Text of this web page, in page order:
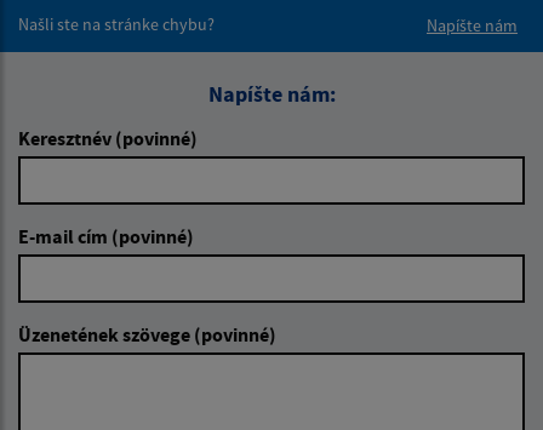
Našli ste na stránke chybu?
Napíšte nám
Napíšte nám:
Keresztnév (povinné)
E-mail cím (povinné)
Üzenetének szövege (povinné)